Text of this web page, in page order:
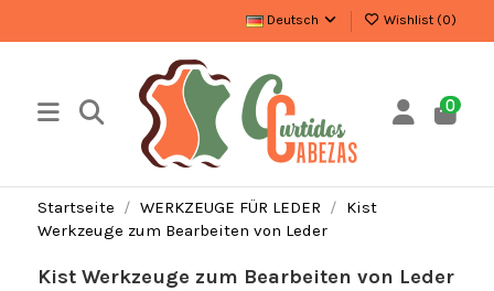
Deutsch Wishlist (0)
0
Startseite WERKZEUGE FÜR LEDER
Kist
Werkzeuge zum Bearbeiten von Leder
Kist Werkzeuge zum Bearbeiten von Leder